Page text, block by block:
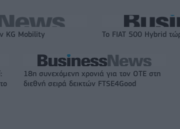
KG Mobility Το FIAT 500 Hybrid
18η συνεχόμενη χρονιά για τον ΟΤΕ στη
διεθνή σειρά δεικτών FTSE4Good